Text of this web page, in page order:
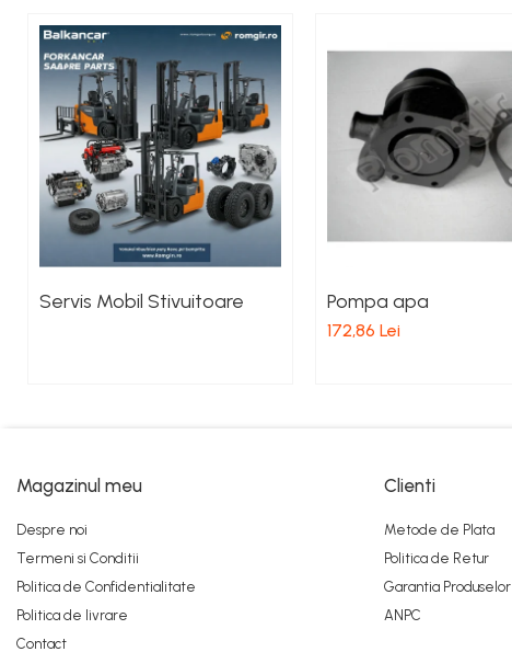
Piese Electrice Motostivuitor
Sistem Franare
Cilindrii Frana
Frana de Mana
Piese Frane Stivuitor
Pistoane Frana
Placute de Frana
Pompe Frana
Saboti Frana
Tamburi Frana
Piese Racire
Radiatoare Racire
Termostate Răcire
Ventilatoare Răcire
Intretinere Balkancar
Servis Mobil Stivuitoare Pompa apa
172,86 Lei
Magazinul meu
Despre noi
Termeni si Conditii
Politica de Confidentialitate
Politica de livrare
Contact
Clienti
Metode de Plata
Politica de Retur
Garantia Produselor
ANPC